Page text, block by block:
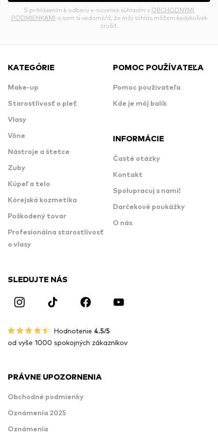
S prihlásením k odberu e-noviniek súhlasím s OBCHODNÝMI
PODMIENKAMI a som si vedomý/á, že môj súhlas môžem kedykoľvek
zrušiť.
KATEGÓRIE
Make-up
Starostlivosť o pleť
Vlasy
Vône
Nástroje a štetce
Zuby
Kúpeľ a telo
Kórejská kozmetika
Poškodený tovar
Profesionálna starostlivosť
o vlasy
POMOC POUŽÍVATEĽA
Pomoc používateľa
Kde je môj balík
INFORMÁCIE
Časté otázky
Kontakt
Spolupracuj s nami!
Darčekové poukážky
O nás
SLEDUJTE NÁS
Hodnotenie 4.5/5
od vyše 1000 spokojných zákazníkov
PRÁVNE UPOZORNENIA
Obchodné podmienky
Oznámenia 2025
Oznámenia